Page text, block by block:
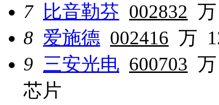
7
比音勒芬 002832 万
8 爱施德 002416 万
9 三安光电 600703 万
芯片